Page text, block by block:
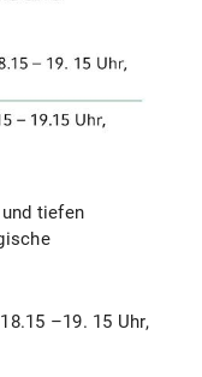
tiefen
–19. 15 Uhr,